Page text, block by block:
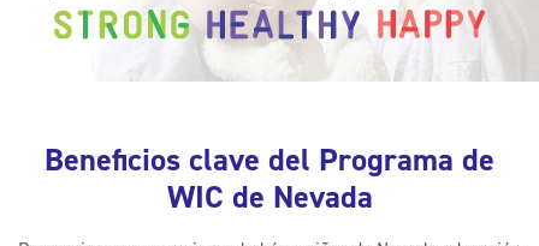
Beneficios clave del Programa de
WIC de Nevada